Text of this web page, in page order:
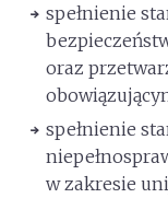
spełnienie
oraz
spełnienie
w zakresie